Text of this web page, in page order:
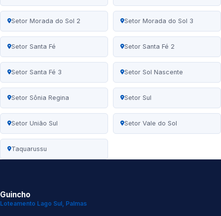
Setor Morada do Sol 2 Setor Morada do Sol 3
Setor Santa Fé Setor Santa Fé 2
Setor Santa Fé 3 Setor Sol Nascente
Setor Sônia Regina Setor Sul
Setor União Sul Setor Vale do Sol
Taquarussu
Guincho
Loteamento Lago Sul, Palmas